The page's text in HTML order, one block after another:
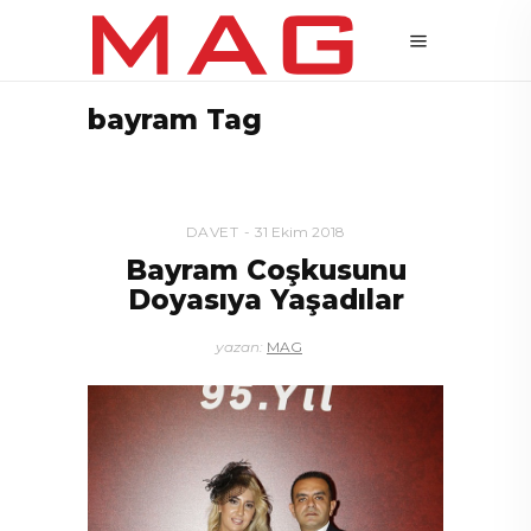
bayram Tag
DAVET 31 Ekim 2018
Bayram Coşkusunu
Doyasıya Yaşadılar
yazan: MAG